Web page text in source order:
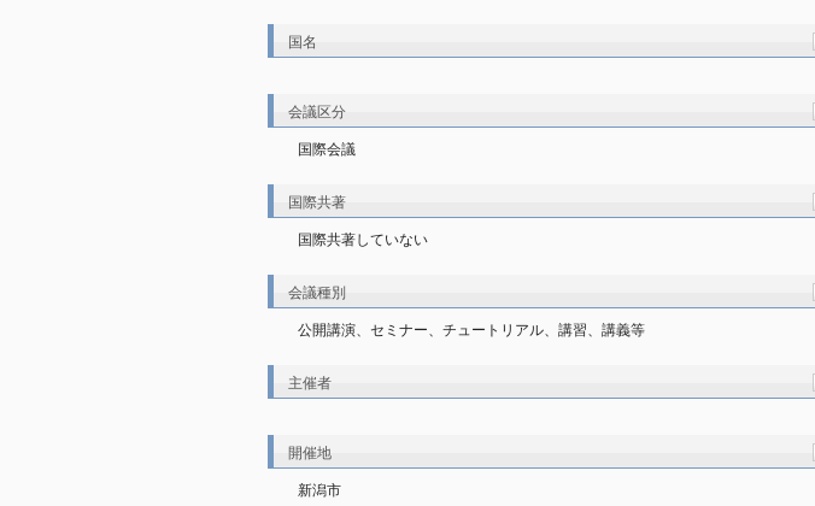
国名
会議区分
国際会議
国際共著
国際共著していない
会議種別
公開講演、セミナー、チュートリアル、講習、講義等
主催者
開催地
新潟市